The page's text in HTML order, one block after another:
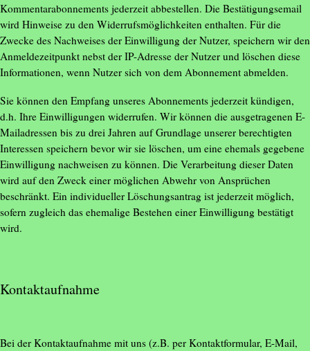
Kommentarabonnements jederzeit abbestellen. Die Bestätigungsemail
wird Hinweise zu den Widerrufsmöglichkeiten enthalten. Für die
Zwecke des Nachweises der Einwilligung der Nutzer, speichern wir den
Anmeldezeitpunkt nebst der IP-Adresse der Nutzer und löschen diese
Informationen, wenn Nutzer sich von dem Abonnement abmelden.
Sie können den Empfang unseres Abonnements jederzeit kündigen,
d.h. Ihre Einwilligungen widerrufen. Wir können die ausgetragenen E-
Mailadressen bis zu drei Jahren auf Grundlage unserer berechtigten
Interessen speichern bevor wir sie löschen, um eine ehemals gegebene
Einwilligung nachweisen zu können. Die Verarbeitung dieser Daten
wird auf den Zweck einer möglichen Abwehr von Ansprüchen
beschränkt. Ein individueller Löschungsantrag ist jederzeit möglich,
sofern zugleich das ehemalige Bestehen einer Einwilligung bestätigt
wird.
Kontaktaufnahme
Bei der Kontaktaufnahme mit uns (z.B. per Kontaktformular, E-Mail,